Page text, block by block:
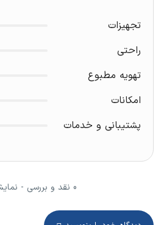
تجهیزات
راحتی
تهویه مطبوع
امکانات
پشتیبانی و خدمات
0 نقد و بررسی - نمایش 1 از 0